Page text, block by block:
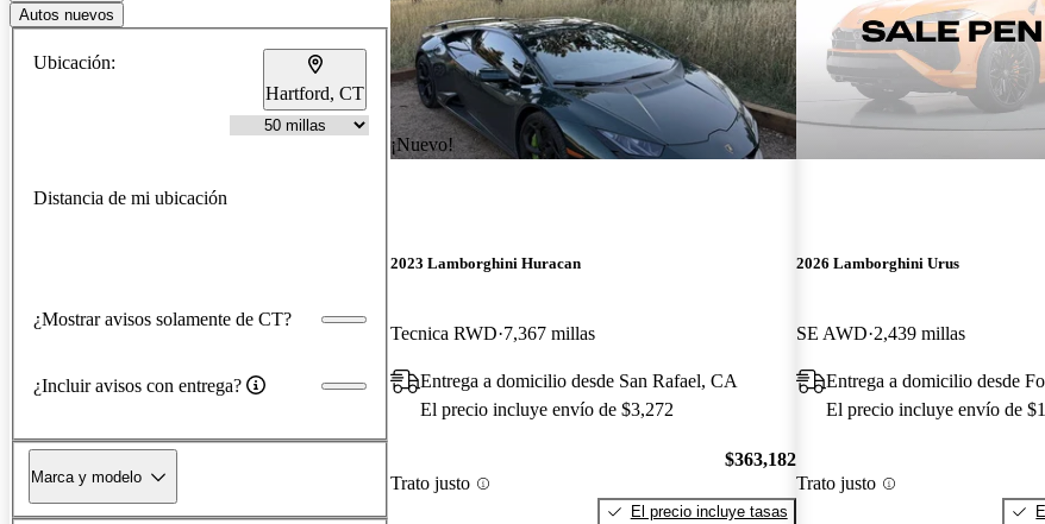
Autos nuevos
Ubicación:
Hartford, CT
Distancia de mi ubicación
¿Mostrar avisos solamente de CT?
¿Incluir avisos con entrega?
Marca y modelo
¡Nuevo!
2023 Lamborghini Huracan
Tecnica RWD 7,367 millas
Entrega a domicilio desde San Rafael, CA
El precio incluye envío de $3,272
Trato justo
$363,182
El precio incluye tasas
2026 Lamborghini Urus
SE AWD 2,439 millas
Entrega a domicilio desde
El precio incluye envío de
Trato justo